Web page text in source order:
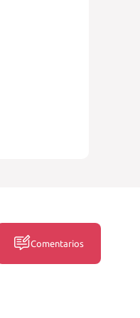
Comentarios